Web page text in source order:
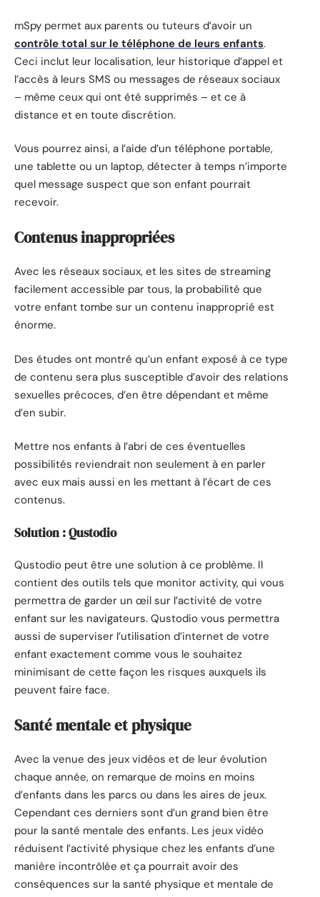
mSpy permet aux parents ou tuteurs d’avoir un
contrôle total sur le téléphone de leurs enfants.
Ceci inclut leur localisation, leur historique d’appel et
l’accès à leurs SMS ou messages de réseaux sociaux
– même ceux qui ont été supprimés – et ce à
distance et en toute discrétion.
Vous pourrez ainsi, a l’aide d’un téléphone portable,
une tablette ou un laptop, détecter à temps n’importe
quel message suspect que son enfant pourrait
recevoir.
Contenus inappropriées
Avec les réseaux sociaux, et les sites de streaming
facilement accessible par tous, la probabilité que
votre enfant tombe sur un contenu inapproprié est
énorme.
Des études ont montré qu’un enfant exposé à ce type
de contenu sera plus susceptible d’avoir des relations
sexuelles précoces, d’en être dépendant et même
d’en subir.
Mettre nos enfants à l’abri de ces éventuelles
possibilités reviendrait non seulement à en parler
avec eux mais aussi en les mettant à l’écart de ces
contenus.
Solution : Qustodio
Qustodio peut être une solution à ce problème. Il
contient des outils tels que monitor activity, qui vous
permettra de garder un œil sur l’activité de votre
enfant sur les navigateurs. Qustodio vous permettra
aussi de superviser l’utilisation d’internet de votre
enfant exactement comme vous le souhaitez
minimisant de cette façon les risques auxquels ils
peuvent faire face.
Santé mentale et physique
Avec la venue des jeux vidéos et de leur évolution
chaque année, on remarque de moins en moins
d’enfants dans les parcs ou dans les aires de jeux.
Cependant ces derniers sont d’un grand bien être
pour la santé mentale des enfants. Les jeux vidéo
réduisent l’activité physique chez les enfants d’une
manière incontrôlée et ça pourrait avoir des
conséquences sur la santé physique et mentale de